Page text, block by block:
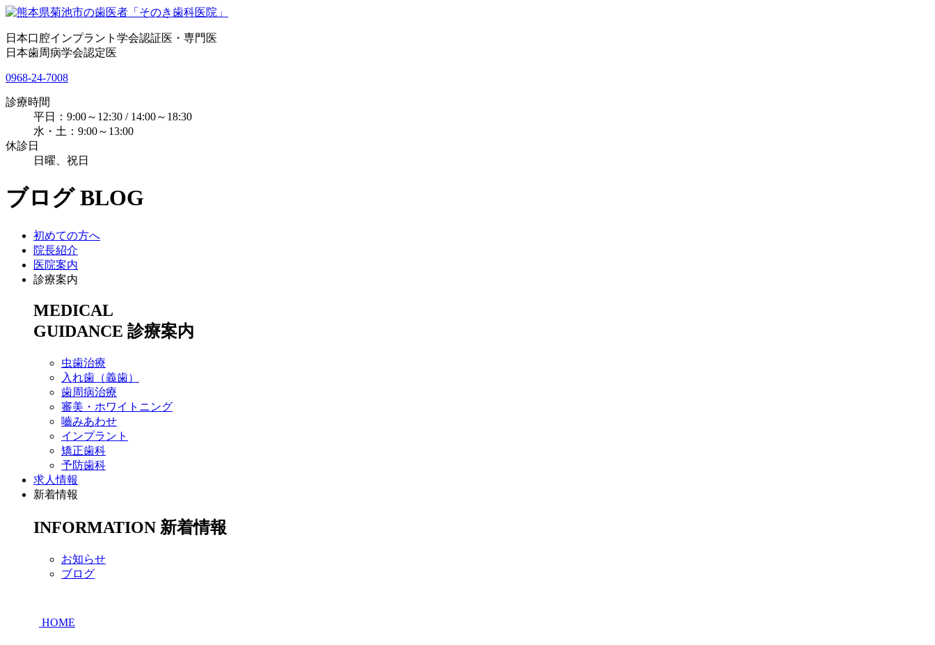
日本口腔インプラント学会認証医・専門医
日本歯周病学会認定医
0968-24-7008
診療時間
平日：9:00～12:30 / 14:00～18:30
水・土：9:00～13:00
休診日
日曜、祝日
ブログ BLOG
初めての方へ
院長紹介
医院案内
診療案内
MEDICAL
GUIDANCE 診療案内
虫歯治療
入れ歯（義歯）
歯周病治療
審美・ホワイトニング
嚙みあわせ
インプラント
矯正歯科
予防歯科
求人情報
新着情報
INFORMATION 新着情報
お知らせ
ブログ
HOME